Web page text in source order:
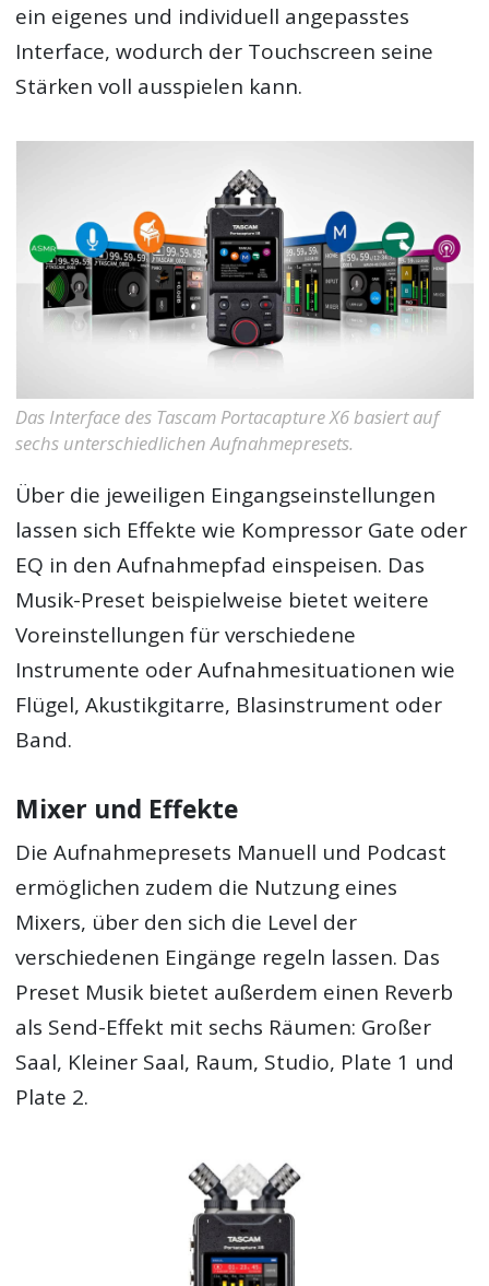
ein eigenes und individuell angepasstes
Interface, wodurch der Touchscreen seine
Stärken voll ausspielen kann.
Das Interface des Tascam Portacapture X6 basiert auf
sechs unterschiedlichen Aufnahmepresets.
Über die jeweiligen Eingangseinstellungen
lassen sich Effekte wie Kompressor Gate oder
EQ in den Aufnahmepfad einspeisen. Das
Musik-Preset beispielweise bietet weitere
Voreinstellungen für verschiedene
Instrumente oder Aufnahmesituationen wie
Flügel, Akustikgitarre, Blasinstrument oder
Band.
Mixer und Effekte
Die Aufnahmepresets Manuell und Podcast
ermöglichen zudem die Nutzung eines
Mixers, über den sich die Level der
verschiedenen Eingänge regeln lassen. Das
Preset Musik bietet außerdem einen Reverb
als Send-Effekt mit sechs Räumen: Großer
Saal, Kleiner Saal, Raum, Studio, Plate 1 und
Plate 2.